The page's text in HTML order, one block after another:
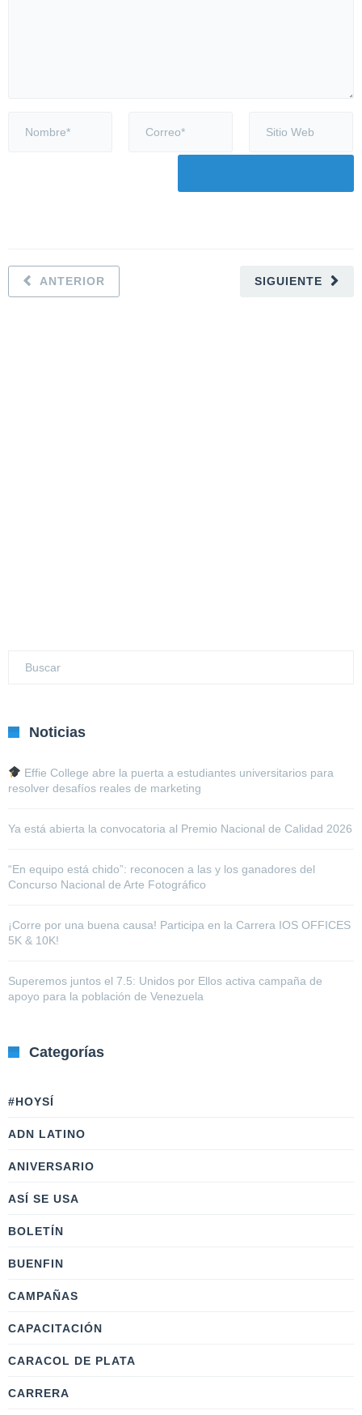
SIGUIENTE
ANTERIOR
Noticias
Effie College abre la puerta a estudiantes universitarios para
resolver desafíos reales de marketing
Ya está abierta la convocatoria al Premio Nacional de Calidad 2026
“En equipo está chido”: reconocen a las y los ganadores del
Concurso Nacional de Arte Fotográfico
¡Corre por una buena causa! Participa en la Carrera IOS OFFICES
5K & 10K!
Superemos juntos el 7.5: Unidos por Ellos activa campaña de
apoyo para la población de Venezuela
Categorías
#HOYSÍ
ADN LATINO
ANIVERSARIO
ASÍ SE USA
BOLETÍN
BUENFIN
CAMPAÑAS
CAPACITACIÓN
CARACOL DE PLATA
CARRERA